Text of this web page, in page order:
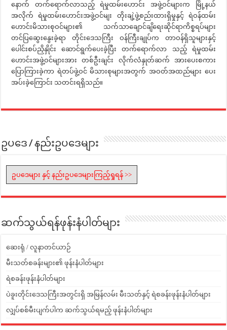
နောက် တက်ရောက်လာသည့် ရဲမှုထမ်းဟောင်း အဖွဲ့ဝင်များက မြို့နယ်
အလိုက် ရဲမှုထမ်းဟောင်းအဖွဲ့ဝင်မျး တိုးချဲ့ဖွဲ့စည်းထားရှိမှုနှင့် ရဲဝန်ထမ်း
ဟောင်းမိသားစုဝင်များ၏ သက်သာချောင်ချိရေးဆိုင်ရာကိစ္စရပ်များ
တင်ပြဆွေးနွေးခဲ့ရာ တိုင်းဒေသကြီး ဝန်ကြီးချုပ်က တာဝန်ရှိသူများနှင့်
ပေါင်းစပ်ညှိနှိုင်း ဆောင်ရွက်ပေးခဲ့ပြီး တက်ရောက်လာ သည့် ရဲမှုထမ်း
ဟောင်းအဖွဲ့ဝင်များအား တစ်ဦးချင်း လိုက်လံနှုတ်ဆက် အားပေးစကား
ပြောကြားခဲ့ကာ ရဲတပ်ဖွဲ့ဝင် မိသားစုများအတွက် အဝတ်အထည်များ ပေး
အပ်းခဲ့ကြောင်း သတင်းရရှိသည်။
ဥပဒေ / နည်းဥပဒေများ
ဥပဒေများ နှင့် နည်းဥပဒေများကြည့်ရှုရန် >>
ဆက်သွယ်ရန်ဖုန်းနံပါတ်များ
ဆေးရုံ / လူနာတင်ယာဉ်
မီးသတ်စခန်းများ၏ ဖုန်းနံပါတ်များ
ရဲစခန်းဖုန်းနံပါတ်များ
ပဲခူးတိုင်းဒေသကြီးအတွင်းရှိ အမြန်လမ်း မီးသတ်နှင့် ရဲစခန်းဖုန်းနံပါတ်များ
လျှပ်စစ်မီးပျက်ပါက ဆက်သွယ်ရမည့် ဖုန်းနံပါတ်များ